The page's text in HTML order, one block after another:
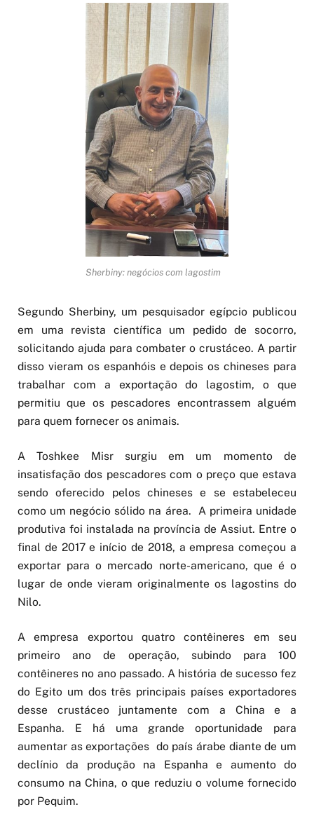
Sherbiny: negócios com lagostim
Segundo Sherbiny, um pesquisador egípcio publicou
em uma revista científica um pedido de socorro,
solicitando ajuda para combater o crustáceo. A partir
disso vieram os espanhóis e depois os chineses para
trabalhar com a exportação do lagostim, o que
permitiu que os pescadores encontrassem alguém
para quem fornecer os animais.
A Toshkee Misr surgiu em um momento de
insatisfação dos pescadores com o preço que estava
sendo oferecido pelos chineses e se estabeleceu
como um negócio sólido na área. A primeira unidade
produtiva foi instalada na província de Assiut. Entre o
final de 2017 e início de 2018, a empresa começou a
exportar para o mercado norte-americano, que é o
lugar de onde vieram originalmente os lagostins do
Nilo.
A empresa exportou quatro contêineres em seu
primeiro ano de operação, subindo para 100
contêineres no ano passado. A história de sucesso fez
do Egito um dos três principais países exportadores
desse crustáceo juntamente com a China e a
Espanha. E há uma grande oportunidade para
aumentar as exportações do país árabe diante de um
declínio da produção na Espanha e aumento do
consumo na China, o que reduziu o volume fornecido
por Pequim.